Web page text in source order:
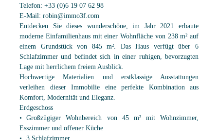
Telefon: +33 (0)6 19 07 62 98
E-Mail: robin@immo3f.com
Entdecken Sie dieses wunderschöne, im Jahr 2021 erbaute
moderne Einfamilienhaus mit einer Wohnfläche von 238 m² auf
einem Grundstück von 845 m². Das Haus verfügt über 6
Schlafzimmer und befindet sich in einer ruhigen, bevorzugten
Lage mit herrlichem freiem Ausblick.
Hochwertige Materialien und erstklassige Ausstattungen
verleihen dieser Immobilie eine perfekte Kombination aus
Komfort, Modernität und Eleganz.
Erdgeschoss
Großzügiger Wohnbereich von 45 m² mit Wohnzimmer,
Esszimmer und offener Küche
3 Schlafzimmer